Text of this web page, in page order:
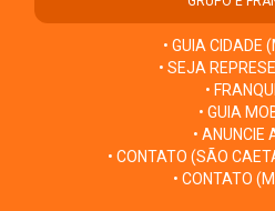
• GUIA CIDADE
• SEJA
•
• GUIA
• ANUNCIE
• CONTATO (SÃO
• CONTATO